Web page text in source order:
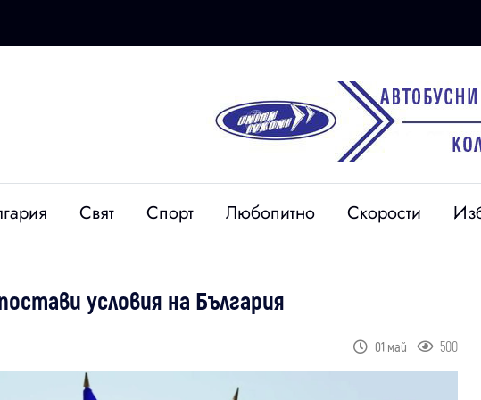
Свят Спорт Любопитно Скорости
условия на България
01 май 500